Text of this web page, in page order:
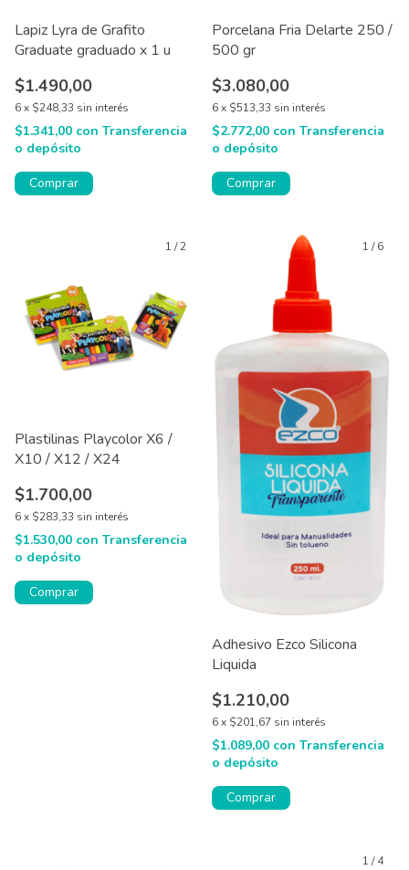
Lapiz Lyra de Grafito
Graduate graduado x 1 u
$1.490,00
6x $248,33 sin interés
$1.341,00 con Transferencia
o depósito
Comprar
Porcelana Fria Delarte 250 /
500 gr
$3.080,00
6x $513,33 sin interés
$2.772,00 con Transferencia
o depósito
Comprar
1 /2
Plastilinas Playcolor X6 /
X10 / X12 / X24
$1.700,00
6x $283,33 sin interés
$1.530,00 con Transferencia
o depósito
Comprar
1 /6
Adhesivo Ezco Silicona
Liquida
$1.210,00
6x $201,67 sin interés
$1.089,00 con Transferencia
o depósito
Comprar
1 /4